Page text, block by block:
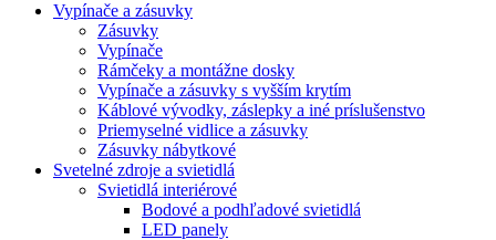
Vypínače a zásuvky
Zásuvky
Vypínače
Rámčeky a montážne dosky
Vypínače a zásuvky s vyšším krytím
Káblové vývodky, záslepky a iné príslušenstvo
Priemyselné vidlice a zásuvky
Zásuvky nábytkové
Svetelné zdroje a svietidlá
Svietidlá interiérové
Bodové a podhľadové svietidlá
LED panely